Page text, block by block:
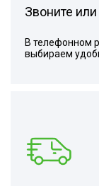
Звоните
В телефонном
выбираем